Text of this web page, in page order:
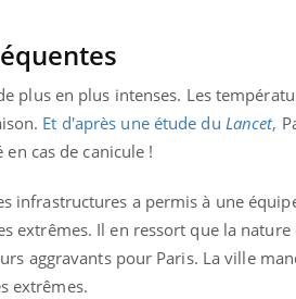
plus en plus intenses. Les
Et d'après une étude du Lancet,
cas de canicule !
infrastructures a permis à une
extrêmes. Il en ressort que la nature
aggravants pour Paris. La ville
extrêmes.